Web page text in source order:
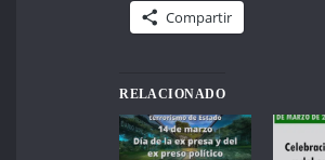
Compartir
RELACIONADO